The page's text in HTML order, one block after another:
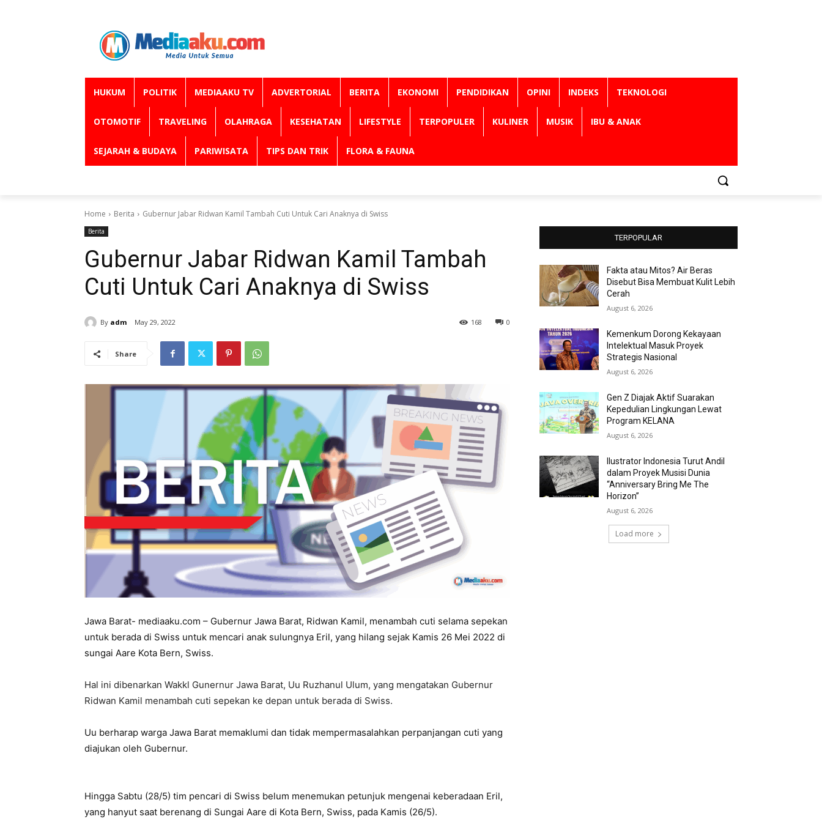
HUKUM POLITIK MEDIAAKU TV ADVERTORIAL BERITA EKONOMI PENDIDIKAN OPINI INDEKS TEKNOLOGI
OTOMOTIF TRAVELING OLAHRAGA KESEHATAN LIFESTYLE TERPOPULER KULINER MUSIK IBU & ANAK
SEJARAH & BUDAYA PARIWISATA TIPS DAN TRIK FLORA & FAUNA
Home Berita Gubernur Jabar Ridwan Kamil Tambah Cuti Untuk Cari Anaknya di Swiss
Berita
Gubernur Jabar Ridwan Kamil Tambah
Cuti Untuk Cari Anaknya di Swiss
By adm May 29, 2022 0
168
Share
Jawa Barat- mediaaku.com – Gubernur Jawa Barat, Ridwan Kamil, menambah cuti selama sepekan
untuk berada di Swiss untuk mencari anak sulungnya Eril, yang hilang sejak Kamis 26 Mei 2022 di
sungai Aare Kota Bern, Swiss.
Hal ini dibenarkan Wakkl Gunernur Jawa Barat, Uu Ruzhanul Ulum, yang mengatakan Gubernur
Ridwan Kamil menambah cuti sepekan ke depan untuk berada di Swiss.
Uu berharap warga Jawa Barat memaklumi dan tidak mempermasalahkan perpanjangan cuti yang
diajukan oleh Gubernur.
Hingga Sabtu (28/5) tim pencari di Swiss belum menemukan petunjuk mengenai keberadaan Eril,
yang hanyut saat berenang di Sungai Aare di Kota Bern, Swiss, pada Kamis (26/5).
TERPOPULAR
Fakta atau Mitos? Air Beras
Disebut Bisa Membuat Kulit Lebih
Cerah
August 6, 2026
Kemenkum Dorong Kekayaan
Intelektual Masuk Proyek
Strategis Nasional
August 6, 2026
Gen Z Diajak Aktif Suarakan
Kepedulian Lingkungan Lewat
Program KELANA
August 6, 2026
Ilustrator Indonesia Turut Andil
dalam Proyek Musisi Dunia
“Anniversary Bring Me The
Horizon”
August 6, 2026
Load more